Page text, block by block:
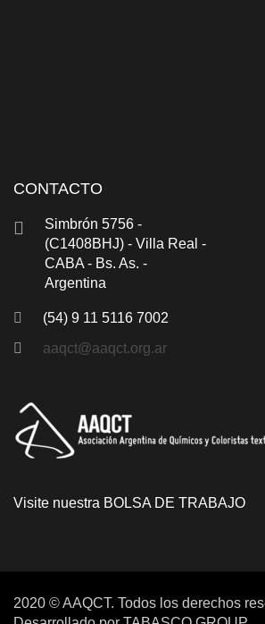
CONTACTO
Simbrón 5756 -
(C1408BHJ) - Villa Real -
CABA - Bs. As. -
Argentina
(54) 9 11 5116 7002
aaqct@aaqct.org.ar
Visite nuestra BOLSA DE TRABAJO
2020 © AAQCT. Todos los derechos